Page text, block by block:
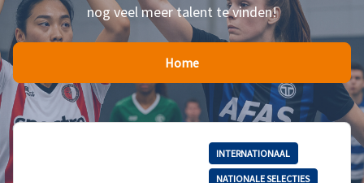
nog veel meer talent te vinden!
Home
INTERNATIONAAL
NATIONALE SELECTIES